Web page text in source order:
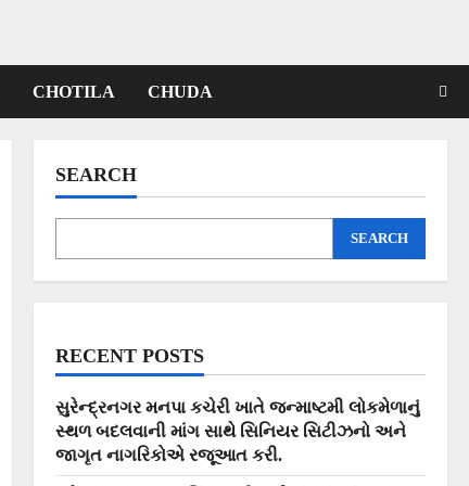
CHOTILA CHUDA
SEARCH
SEARCH
RECENT POSTS
સુરેન્દ્રનગર મનપા કચેરી ખાતે જન્માષ્ટમી લોકમેળાનું
સ્થળ બદલવાની માંગ સાથે સિનિયર સિટીઝનો અને
જાગૃત નાગરિકોએ રજૂઆત કરી.